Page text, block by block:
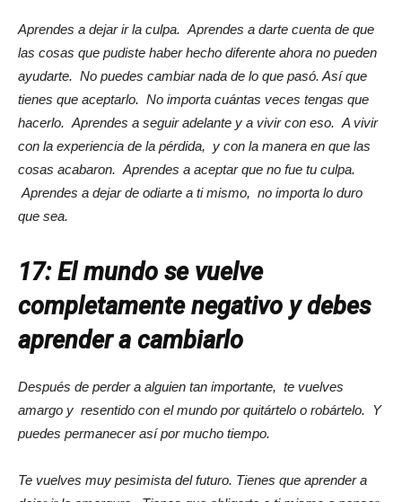
Aprendes a dejar ir la culpa. Aprendes a darte cuenta de que
las cosas que pudiste haber hecho diferente ahora no pueden
ayudarte. No puedes cambiar nada de lo que pasó. Así que
tienes que aceptarlo. No importa cuántas veces tengas que
hacerlo. Aprendes a seguir adelante y a vivir con eso. A vivir
con la experiencia de la pérdida, y con la manera en que las
cosas acabaron. Aprendes a aceptar que no fue tu culpa.
Aprendes a dejar de odiarte a ti mismo, no importa lo duro
que sea.
17: El mundo se vuelve
completamente negativo y debes
aprender a cambiarlo
Después de perder a alguien tan importante, te vuelves
amargo y resentido con el mundo por quitártelo o robártelo. Y
puedes permanecer así por mucho tiempo.
Te vuelves muy pesimista del futuro. Tienes que aprender a